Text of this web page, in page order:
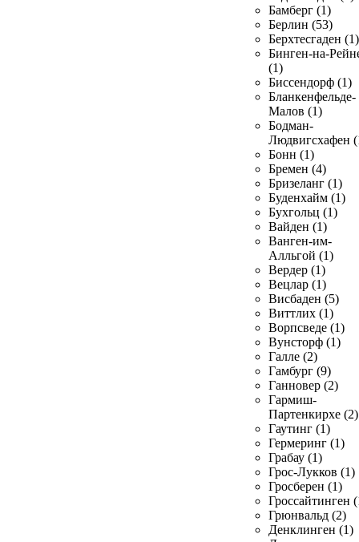
Бамберг (1)
Берлин (53)
Берхтесгаден (1)
Бинген-на-
(1)
Биссендорф (1)
Бланкенфельде-
Малов (1)
Бодман-
Людвигсхафен
Бонн (1)
Бремен (4)
Бризеланг (1)
Буденхайм (1)
Бухгольц (1)
Вайден (1)
Ванген-им-
Алльгой (1)
Вердер (1)
Вецлар (1)
Висбаден (5)
Виттлих (1)
Ворпсведе (1)
Вунсторф (1)
Галле (2)
Гамбург (9)
Ганновер (2)
Гармиш-
Партенкирхе (2)
Гаутинг (1)
Гермеринг (1)
Грабау (1)
Грос-Лукков (1)
Гросберен (1)
Гроссайтинген
Грюнвальд (2)
Денклинген (1)